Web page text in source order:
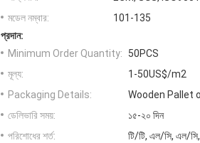
মডেল নম্বার:
101-135
প্রদান:
Minimum Order Quantity:
50PCS
মূল্য:
1-50US$/m2
Packaging Details:
Wooden Pallet
ডেলিভারি সময়:
১৫-২০ দিন
পরিশোধের শর্ত:
টি/টি, এল/সি, এল/